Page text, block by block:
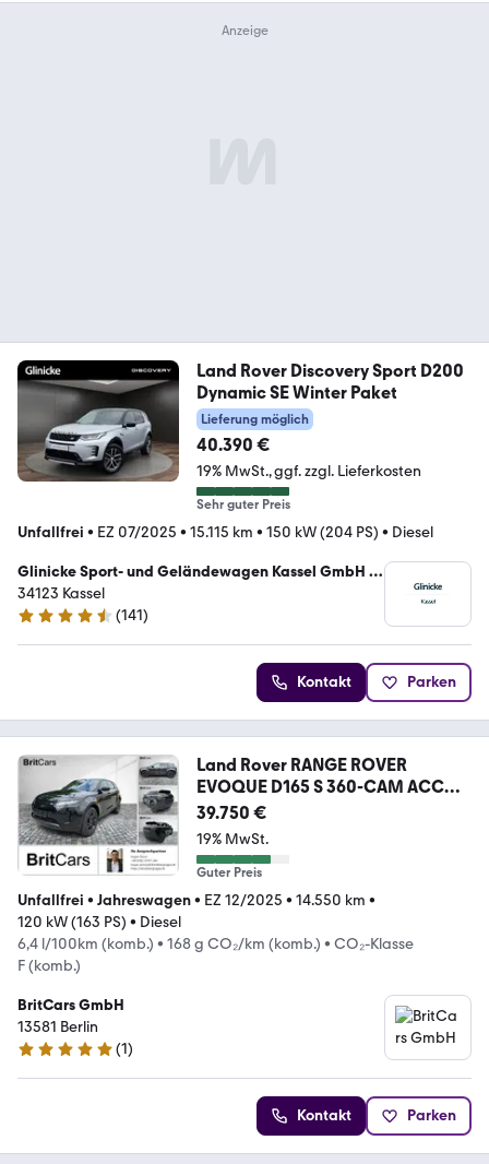
Land Rover Discovery Sport D200
Dynamic SE Winter Paket
Lieferung möglich
40.390 €
19% MwSt. ggf. zzgl. Lieferkosten
Sehr guter Preis
Unfallfrei • EZ 07/2025 • 15.115 km • 150 kW (204 PS) • Diesel
Glinicke Sport- und Geländewagen Kassel GmbH &
Co. KG
34123 Kassel
4.7 Sterne
(141)
Kontakt Parken
Land Rover RANGE ROVER
EVOQUE D165 S 360-CAM ACC
CAM LED LM
39.750 €
19% MwSt.
Guter Preis
Unfallfrei • Jahreswagen• EZ 12/2025 • 14.550 km •
120 kW (163 PS) • Diesel
6,4 l/100km (komb.) • 168 g CO₂/km (komb.) • CO₂-Klasse
F (komb.)
BritCars GmbH
13581 Berlin
5 Sterne
(1)
Kontakt Parken